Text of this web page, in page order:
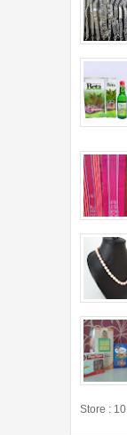
Store :